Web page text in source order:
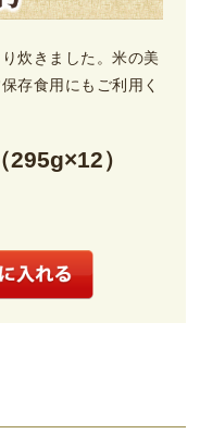
炊きました。米の美
存食用にもご利用く
）